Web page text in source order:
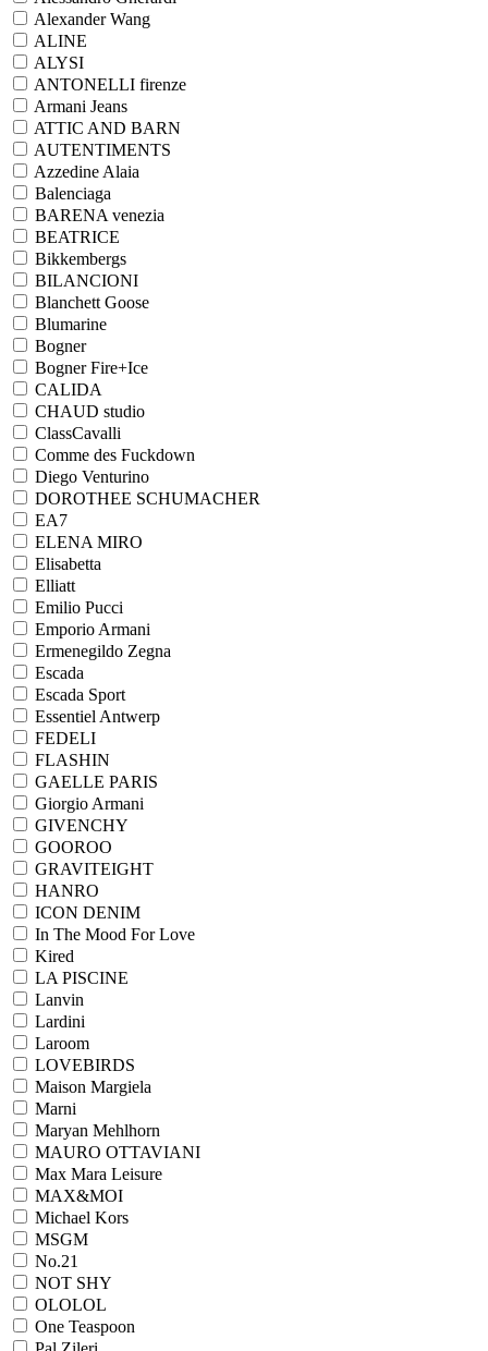
Alexander Wang
ALINE
ALYSI
ANTONELLI firenze
Armani Jeans
ATTIC AND BARN
AUTENTIMENTS
Azzedine Alaia
Balenciaga
BARENA venezia
BEATRICE
Bikkembergs
BILANCIONI
Blanchett Goose
Blumarine
Bogner
Bogner Fire+Ice
CALIDA
CHAUD studio
ClassCavalli
Comme des Fuckdown
Diego Venturino
DOROTHEE SCHUMACHER
EA7
ELENA MIRO
Elisabetta
Elliatt
Emilio Pucci
Emporio Armani
Ermenegildo Zegna
Escada
Escada Sport
Essentiel Antwerp
FEDELI
FLASHIN
GAELLE PARIS
Giorgio Armani
GIVENCHY
GOOROO
GRAVITEIGHT
HANRO
ICON DENIM
In The Mood For Love
Kired
LA PISCINE
Lanvin
Lardini
Laroom
LOVEBIRDS
Maison Margiela
Marni
Maryan Mehlhorn
MAURO OTTAVIANI
Max Mara Leisure
MAX&MOI
Michael Kors
MSGM
No.21
NOT SHY
OLOLOL
One Teaspoon